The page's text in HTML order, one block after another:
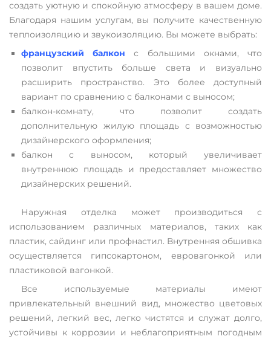
создать уютную и спокойную атмосферу в вашем доме.
Благодаря нашим услугам, вы получите качественную
теплоизоляцию и звукоизоляцию. Вы можете выбрать:
французский балкон с большими окнами, что
позволит впустить больше света и визуально
расширить пространство. Это более доступный
вариант по сравнению с балконами с выносом;
балкон-комнату, что позволит создать
дополнительную жилую площадь с возможностью
дизайнерского оформления;
балкон с выносом, который увеличивает
внутреннюю площадь и предоставляет множество
дизайнерских решений.
Наружная отделка может производиться с
использованием различных материалов, таких как
пластик, сайдинг или профнастил. Внутренняя обшивка
осуществляется гипсокартоном, евровагонкой или
пластиковой вагонкой.
Все используемые материалы имеют
привлекательный внешний вид, множество цветовых
решений, легкий вес, легко чистятся и служат долго,
устойчивы к коррозии и неблагоприятным погодным